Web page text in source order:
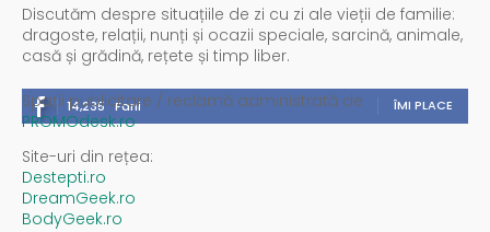
Discutăm despre situațiile de zi cu zi ale vieții de familie:
dragoste, relații, nunți și ocazii speciale, sarcină, animale,
casă și grădină, rețete și timp liber.
14,235 Fani ÎMI PLACE
Spații publicitare / reclamă administrată de
PROMOdesk.ro
Site-uri din rețea:
Destepti.ro
DreamGeek.ro
BodyGeek.ro